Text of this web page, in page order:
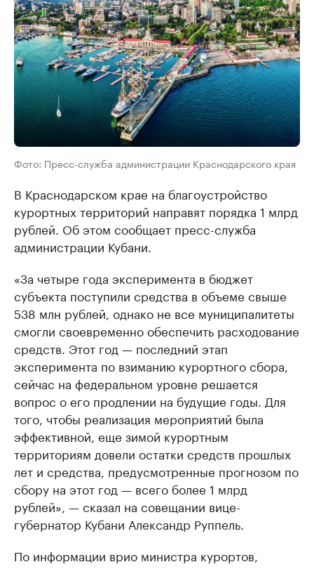
Фото: Пресс-служба администрации Краснодарского края
В Краснодарском крае на благоустройство
курортных территорий направят порядка 1 млрд
рублей. Об этом сообщает пресс-служба
администрации Кубани.
«За четыре года эксперимента в бюджет
субъекта поступили средства в объеме свыше
538 млн рублей, однако не все муниципалитеты
смогли своевременно обеспечить расходование
средств. Этот год — последний этап
эксперимента по взиманию курортного сбора,
сейчас на федеральном уровне решается
вопрос о его продлении на будущие годы. Для
того, чтобы реализация мероприятий была
эффективной, еще зимой курортным
территориям довели остатки средств прошлых
лет и средства, предусмотренные прогнозом по
сбору на этот год — всего более 1 млрд
рублей», — сказал на совещании вице-
губернатор Кубани Александр Руппель.
По информации врио министра курортов,